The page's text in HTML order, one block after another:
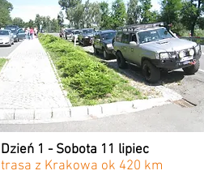
Dzień 1 - Sobota 11 lipiec
trasa z Krakowa ok 420 km